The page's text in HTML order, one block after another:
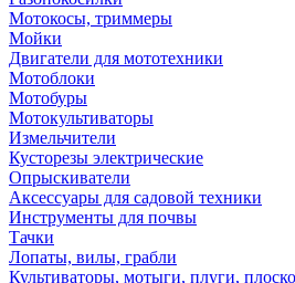
Мотокосы, триммеры
Мойки
Двигатели для мототехники
Мотоблоки
Мотобуры
Мотокультиваторы
Измельчители
Кусторезы электрические
Опрыскиватели
Аксессуары для садовой техники
Инструменты для почвы
Тачки
Лопаты, вилы, грабли
Культиваторы, мотыги, плуги,